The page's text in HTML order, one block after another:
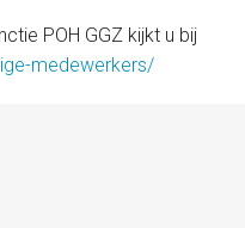
POH GGZ kijkt u bij
medewerkers/